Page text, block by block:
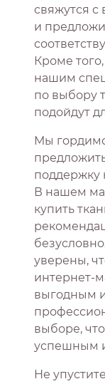
свяжутся с
и
Кроме
нашим
по выбору
подойдут
Мы
поддержку
В нашем
купить
уверены,
интернет-
выгодным
выборе,
успешным
Не